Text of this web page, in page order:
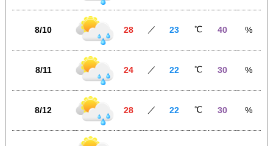
8/10 28 ／ 23 ℃ 40 %
8/11 24 ／ 22 ℃ 30 %
8/12 28 ／ 22 ℃ 30 %